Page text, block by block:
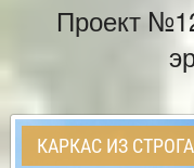
Проект
КАРКАС ИЗ